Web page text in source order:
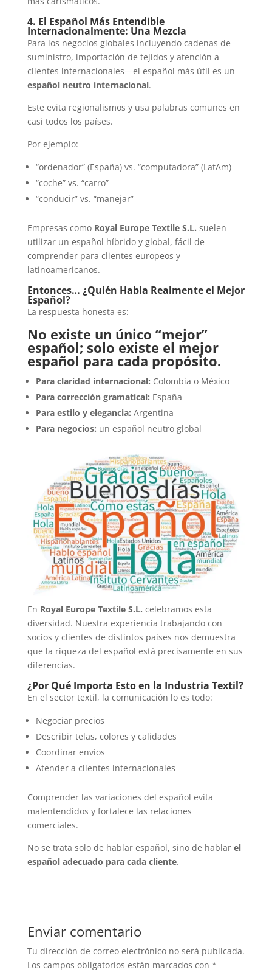
4. El Español Más Entendible
Internacionalmente: Una Mezcla
Para los negocios globales incluyendo cadenas de
suministro, importación de tejidos y atención a
clientes internacionales—el español más útil es un
español neutro internacional.
Este evita regionalismos y usa palabras comunes en
casi todos los países.
Por ejemplo:
“ordenador” (España) vs. “computadora” (LatAm)
“coche” vs. “carro”
“conducir” vs. “manejar”
Empresas como Royal Europe Textile S.L. suelen
utilizar un español híbrido y global, fácil de
comprender para clientes europeos y
latinoamericanos.
Entonces… ¿Quién Habla Realmente el Mejor
Español?
La respuesta honesta es:
No existe un único “mejor”
español; solo existe el mejor
español para cada propósito.
Para claridad internacional: Colombia o México
Para corrección gramatical: España
Para estilo y elegancia: Argentina
Para negocios: un español neutro global
En Royal Europe Textile S.L. celebramos esta
diversidad. Nuestra experiencia trabajando con
socios y clientes de distintos países nos demuestra
que la riqueza del español está precisamente en sus
diferencias.
¿Por Qué Importa Esto en la Industria Textil?
En el sector textil, la comunicación lo es todo:
Negociar precios
Describir telas, colores y calidades
Coordinar envíos
Atender a clientes internacionales
Comprender las variaciones del español evita
malentendidos y fortalece las relaciones
comerciales.
No se trata solo de hablar español, sino de hablar el
español adecuado para cada cliente.
Enviar comentario
Tu dirección de correo electrónico no será publicada.
Los campos obligatorios están marcados con *